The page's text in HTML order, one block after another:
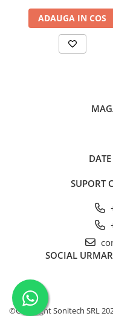
Rame
Sonerii
Suporturi de fixare
diferențiale și
accesorii
Protecția și comanda
Contactoare
ADAUGA IN COS
SUPORT
SOCIAL
©Copyright Sonitech SRL